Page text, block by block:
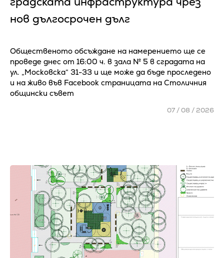
нов дългосрочен дълг
Общественото обсъждане на намерението ще се
проведе днес от 16:00 ч. в зала № 5 в сградата на
ул. „Московска“ 31-33 и ще може да бъде проследено
и на живо във Facebook страницата на Столичния
общински съвет
07 / 08 / 2026